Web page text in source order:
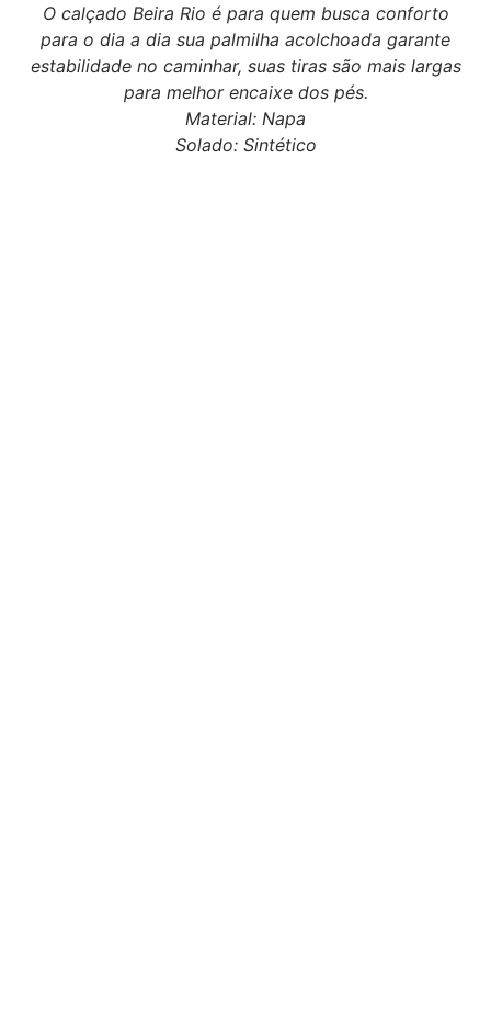
O calçado Beira Rio é para quem busca conforto
para o dia a dia sua palmilha acolchoada garante
estabilidade no caminhar, suas tiras são mais largas
para melhor encaixe dos pés.
Material: Napa
Solado: Sintético